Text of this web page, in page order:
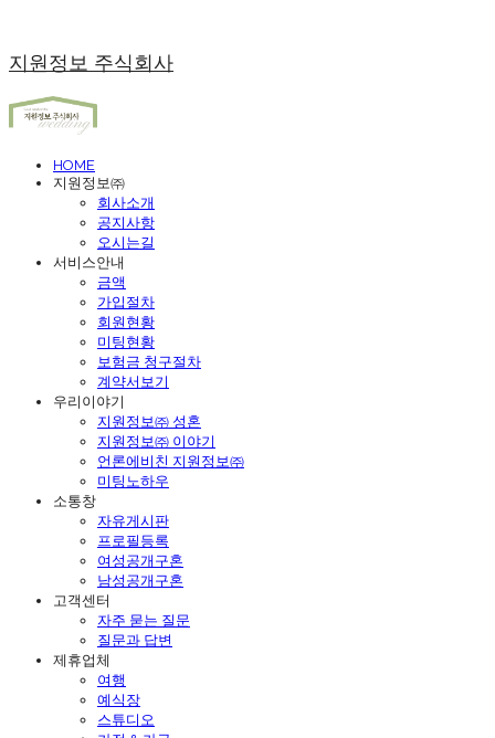
지원정보 주식회사
HOME
지원정보㈜
회사소개
공지사항
오시는길
서비스안내
금액
가입절차
회원현황
미팅현황
보험금 청구절차
계약서보기
우리이야기
지원정보㈜ 성혼
지원정보㈜ 이야기
언론에비친 지원정보㈜
미팅노하우
소통창
자유게시판
프로필등록
여성공개구혼
남성공개구혼
고객센터
자주 묻는 질문
질문과 답변
제휴업체
여행
예식장
스튜디오